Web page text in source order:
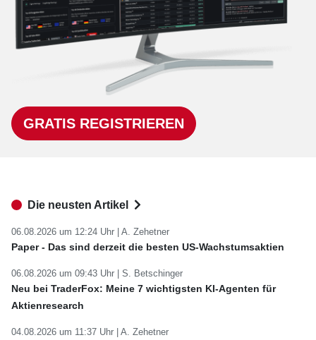
GRATIS REGISTRIEREN
Die neusten Artikel
06.08.2026 um 12:24 Uhr | A. Zehetner
Paper - Das sind derzeit die besten US-Wachstumsaktien
06.08.2026 um 09:43 Uhr | S. Betschinger
Neu bei TraderFox: Meine 7 wichtigsten KI-Agenten für
Aktienresearch
04.08.2026 um 11:37 Uhr | A. Zehetner